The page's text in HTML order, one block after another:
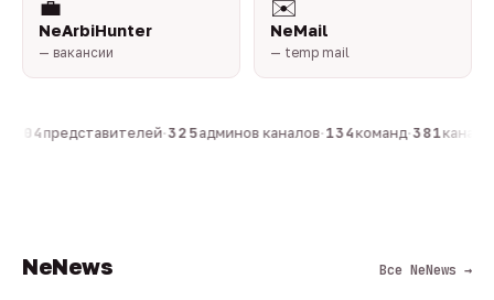
💼
NeArbiHunter
— вакансии
✉️
NeMail
— temp mail
804представителей·325админов каналов·134команд·381каналов
NeNews Все NeNews →